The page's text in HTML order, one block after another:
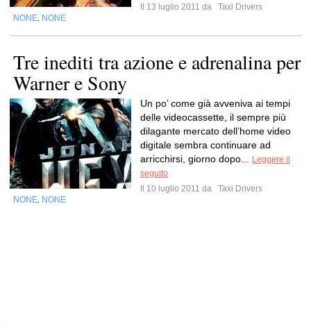
Il 13 luglio 2011 da
Taxi Drivers
NONE NONE
Tre inediti tra azione e adrenalina per
Warner e Sony
Un po’ come già avveniva ai tempi
delle videocassette, il sempre più
dilagante mercato dell’home video
digitale sembra continuare ad
arricchirsi, giorno dopo...
Leggere il
seguito
Il 10 luglio 2011 da
Taxi Drivers
NONE NONE